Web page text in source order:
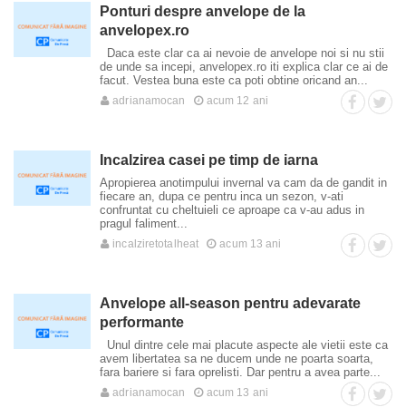
Ponturi despre anvelope de la
anvelopex.ro
Daca este clar ca ai nevoie de anvelope noi si nu stii
de unde sa incepi, anvelopex.ro iti explica clar ce ai de
facut. Vestea buna este ca poti obtine oricand an...
adrianamocan acum 12 ani
Incalzirea casei pe timp de iarna
Apropierea anotimpului invernal va cam da de gandit in
fiecare an, dupa ce pentru inca un sezon, v-ati
confruntat cu cheltuieli ce aproape ca v-au adus in
pragul faliment...
incalziretotalheat acum 13 ani
Anvelope all-season pentru adevarate
performante
Unul dintre cele mai placute aspecte ale vietii este ca
avem libertatea sa ne ducem unde ne poarta soarta,
fara bariere si fara oprelisti. Dar pentru a avea parte...
adrianamocan acum 13 ani